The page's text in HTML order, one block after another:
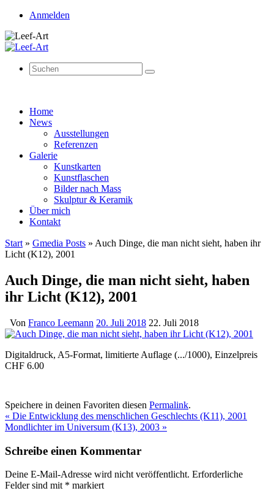
Anmelden
Suchen
nach:
Suchen
Zum
Inhalt
Home
News
Ausstellungen
Referenzen
Galerie
Kunstkarten
Kunstflaschen
Bilder nach Mass
Skulptur & Keramik
Über mich
Kontakt
Start » Gmedia Posts » Auch Dinge, die man nicht sieht, haben ihr
Licht (K12), 2001
Auch Dinge, die man nicht sieht, haben
ihr Licht (K12), 2001
Von Franco Leemann 20. Juli 2018 22. Juli 2018
Digitaldruck, A5-Format, limitierte Auflage (.../1000), Einzelpreis
CHF 6.00
Speichere in deinen Favoriten diesen Permalink.
« Die Entwicklung des menschlichen Geschlechts (K11), 2001
Mondlichter im Universum (K13), 2003 »
Schreibe einen Kommentar
Deine E-Mail-Adresse wird nicht veröffentlicht. Erforderliche
Felder sind mit * markiert